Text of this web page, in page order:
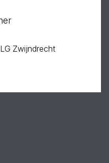
Zwijndrecht